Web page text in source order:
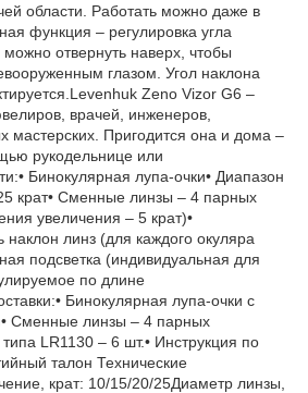
области. Работать можно даже в
функция – регулировка угла
отвернуть наверх, чтобы
глазом. Угол наклона
Zeno Vizor G6 –
врачей, инженеров,
мастерских. Пригодится она и дома –
рукодельнице или
Бинокулярная лупа-очки• Диапазон
крат• Сменные линзы – 4 парных
увеличения – 5 крат)•
наклон линз (для каждого окуляра
подсветка (индивидуальная для
по длине
Бинокулярная лупа-очки с
Сменные линзы – 4 парных
LR1130 – 6 шт.• Инструкция по
талон Технические
крат: 10/15/20/25Диаметр линзы,